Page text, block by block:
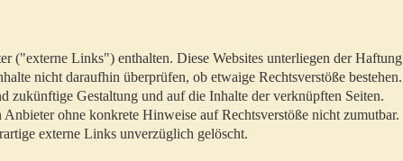
("externe Links") enthalten. Diese Websites unterliegen der Haftung
nicht daraufhin überprüfen, ob etwaige Rechtsverstöße bestehen.
zukünftige Gestaltung und auf die Inhalte der verknüpften Seiten.
ohne konkrete Hinweise auf Rechtsverstöße nicht zumutbar.
externe Links unverzüglich gelöscht.